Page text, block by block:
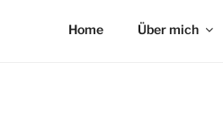
Home Über mich